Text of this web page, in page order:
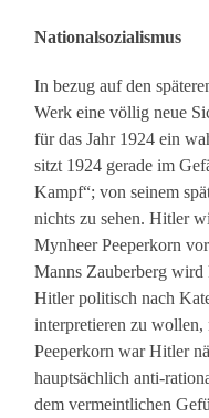
Nationalsozialismus
In bezug auf den
Werk eine völlig neue
für das Jahr 1924 ein
sitzt 1924 gerade im
Kampf“; von seinem
nichts zu sehen. Hitler
Mynheer Peeperkorn
Manns Zauberberg wird
Hitler politisch nach
interpretieren zu wollen,
Peeperkorn war Hitler
hauptsächlich anti-
dem vermeintlichen